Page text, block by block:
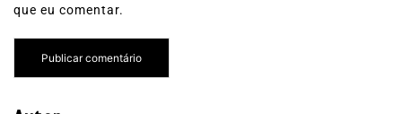
que eu comentar.